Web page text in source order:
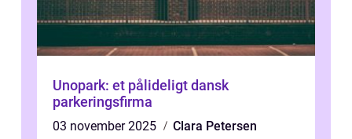
Unopark: et pålideligt dansk
parkeringsfirma
03 november 2025
Clara Petersen